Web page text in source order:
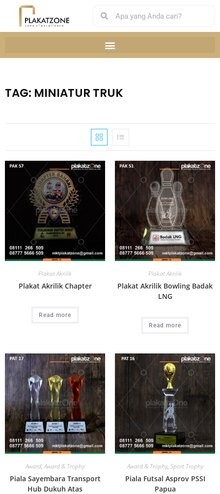
TAG: MINIATUR TRUK
Plakat Akrilik
Plakat Akrilik Chapter
Read more
Plakat Akrilik
Plakat Akrilik Bowling Badak
LNG
Read more
Award,Award & Trophy
Piala Sayembara Transport
Hub Dukuh Atas
Award & Trophy, Sport Trophy
Piala Futsal Asprov PSSI
Papua